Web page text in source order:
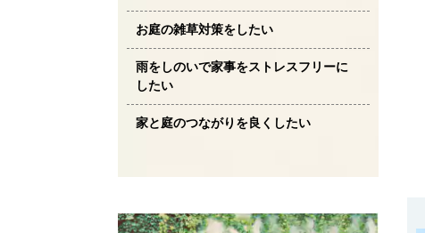
お庭の雑草対策をしたい
雨をしのいで家事をストレスフリーに
したい
家と庭のつながりを良くしたい